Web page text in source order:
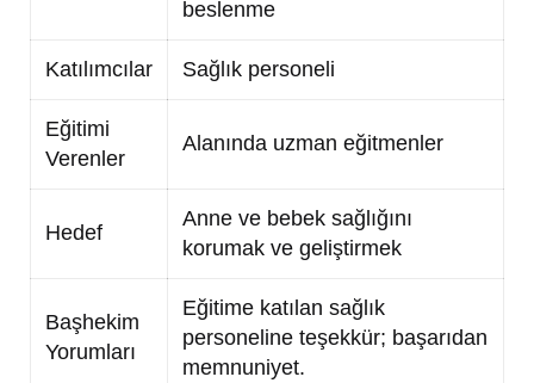
beslenme
Katılımcılar Sağlık personeli
Eğitimi
Verenler
Alanında uzman eğitmenler
Hedef
Anne ve bebek sağlığını
korumak ve geliştirmek
Başhekim
Yorumları
Eğitime katılan sağlık
personeline teşekkür; başarıdan
memnuniyet.